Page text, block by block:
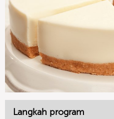
Langkah program